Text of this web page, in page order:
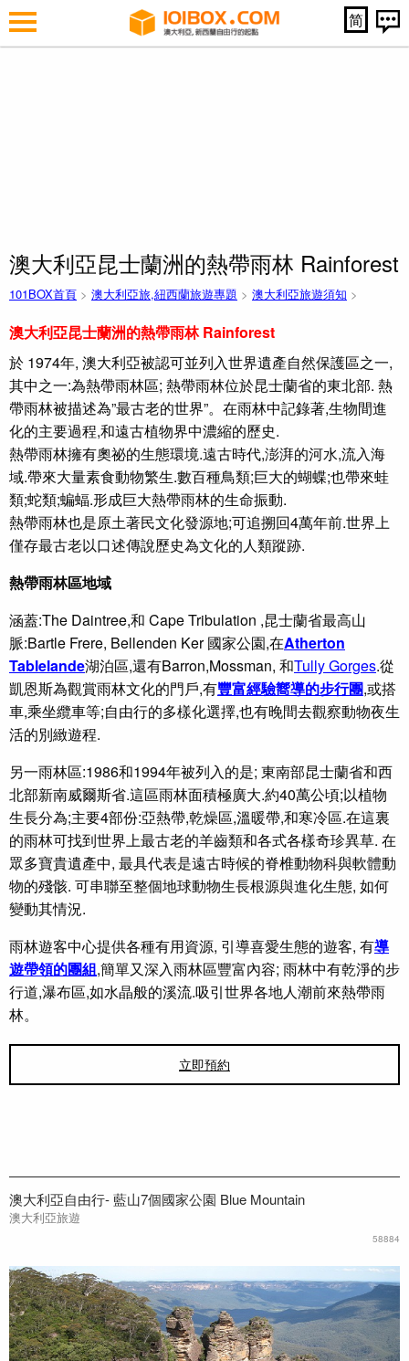
简
澳大利亞昆士蘭洲的熱帶雨林 Rainforest
101BOX首頁 > 澳大利亞旅,紐西蘭旅遊專題 > 澳大利亞旅遊須知 >
澳大利亞昆士蘭洲的熱帶雨林Rainforest
於 1974年, 澳大利亞被認可並列入世界遺產自然保護區之一,
其中之一:為熱帶雨林區; 熱帶雨林位於昆士蘭省的東北部. 熱
帶雨林被描述為”最古老的世界”。在雨林中記錄著,生物間進
化的主要過程,和遠古植物界中濃縮的歷史.
熱帶雨林擁有奧祕的生態環境.遠古時代,澎湃的河水,流入海
域.帶來大量素食動物繁生.數百種鳥類;巨大的蝴蝶;也帶來蛙
類;蛇類;蝙蝠.形成巨大熱帶雨林的生命振動.
熱帶雨林也是原土著民文化發源地;可追搠回4萬年前.世界上
僅存最古老以口述傳說歷史為文化的人類蹤跡.
熱帶雨林區地域
涵蓋:The Daintree,和 Cape Tribulation ,昆士蘭省最高山
脈:Bartle Frere, Bellenden Ker 國家公園,在Atherton
Tablelande湖泊區,還有Barron,Mossman, 和Tully Gorges.從
凱恩斯為觀賞雨林文化的門戶,有豐富經驗嚮導的步行團,或搭
車,乘坐纜車等;自由行的多樣化選擇,也有晚間去觀察動物夜生
活的別緻遊程.
另一雨林區:1986和1994年被列入的是; 東南部昆士蘭省和西
北部新南威爾斯省.這區雨林面積極廣大.約40萬公頃;以植物
生長分為;主要4部份:亞熱帶,乾燥區,溫暖帶,和寒冷區.在這裏
的雨林可找到世界上最古老的羊齒類和各式各樣奇珍異草. 在
眾多寶貴遺產中, 最具代表是遠古時候的脊椎動物科與軟體動
物的殘骸. 可串聯至整個地球動物生長根源與進化生態, 如何
變動其情況.
雨林遊客中心提供各種有用資源, 引導喜愛生態的遊客, 有導
遊帶領的團組,簡單又深入雨林區豐富內容; 雨林中有乾淨的步
行道,瀑布區,如水晶般的溪流.吸引世界各地人潮前來熱帶雨
林。
立即預約
澳大利亞自由行- 藍山7個國家公園 Blue Mountain
澳大利亞旅遊
58884